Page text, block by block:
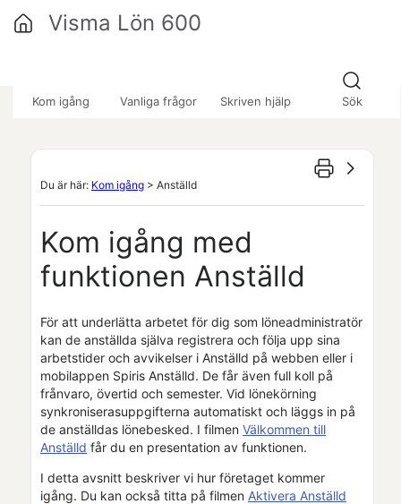
Kom igång Vanliga frågor Skriven hjälp Sök
Visma Lön 600
Du är här: Kom igång > Anställd
Kom igång med
funktionen Anställd
För att underlätta arbetet för dig som löneadministratör
kan de anställda själva registrera och följa upp sina
arbetstider och avvikelser i Anställd på webben eller i
mobilappen Spiris Anställd. De får även full koll på
frånvaro, övertid och semester. Vid lönekörning
synkroniserasuppgifterna automatiskt och läggs in på
de anställdas lönebesked. I filmen Välkommen till
Anställd får du en presentation av funktionen.
I detta avsnitt beskriver vi hur företaget kommer
igång. Du kan också titta på filmen Aktivera Anställd